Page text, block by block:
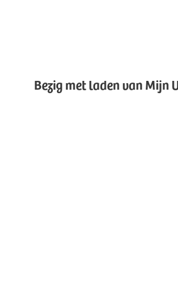
Bezig met laden van Mijn